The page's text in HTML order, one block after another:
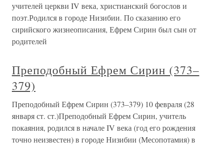
учителей церкви IV века, христианский богослов и
поэт.Родился в городе Низибии. По сказанию его
сирийского жизнеописания, Ефрем Сирин был сын от
родителей
Преподобный Ефрем Сирин (373–
379)
Преподобный Ефрем Сирин (373–379) 10 февраля (28
января ст. ст.)Преподобный Ефрем Сирин, учитель
покаяния, родился в начале IV века (год его рождения
точно неизвестен) в городе Низибии (Месопотамия) в